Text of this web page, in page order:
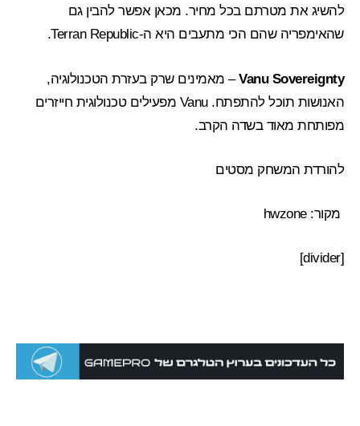
להשיג את מטרתם בכל מחיר. מכאן אפשר להבין גם
שהאימפריה שהם הכי מתעבים היא ה-Terran Republic.
Vanu Sovereignty – מאמינים שרק בעזרת הטכנולוגיה,
האנושות תוכל להתפתח. Vanu מפעילים טכנולוגית חייזרים
מפותחת מאוד בשדה הקרב.
להורדת המשחק מסטים
מקור:hwzone
[divider]